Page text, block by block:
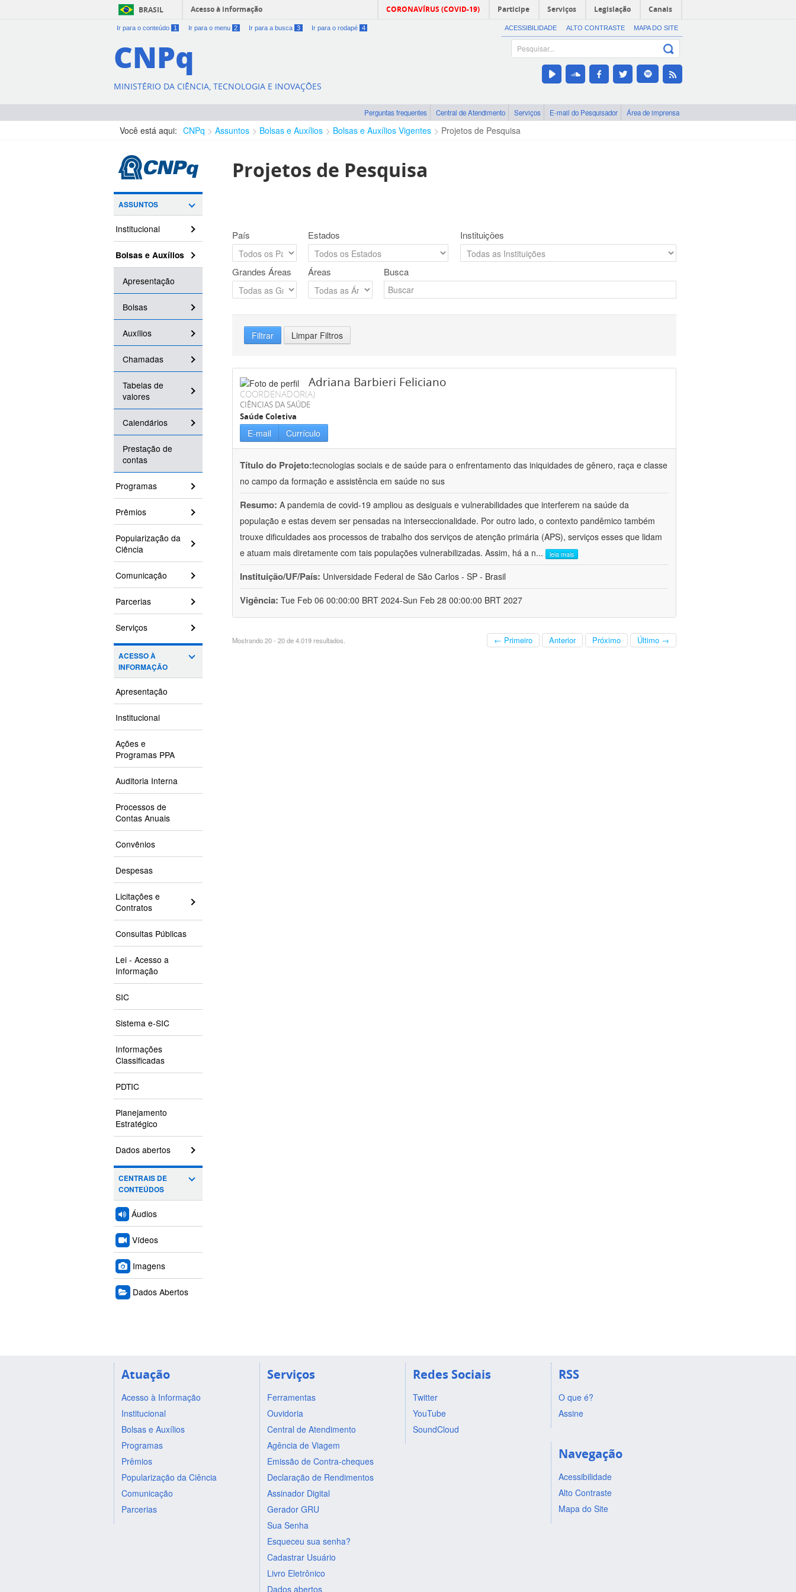
BRASIL Acesso à informação CORONAVÍRUS (COVID-19) Participe Serviços Legislação Canais
Ir para o conteúdo 1 Ir para o menu 2 Ir para a busca 3 Ir para o rodapé 4 ACESSIBILIDADE ALTO CONTRASTE MAPA DO SITE
CNPq
MINISTÉRIO DA CIÊNCIA, TECNOLOGIA E INOVAÇÕES
Perguntas frequentes Central de Atendimento Serviços E-mail do Pesquisador Área de imprensa
Você está aqui: CNPq Assuntos Bolsas e Auxílios Bolsas e Auxílios Vigentes Projetos de Pesquisa
ASSUNTOS
Institucional
Bolsas e Auxílios
Apresentação
Bolsas
Auxílios
Chamadas
Tabelas de
valores
Calendários
Prestação de
contas
Programas
Prêmios
Popularização da
Ciência
Comunicação
Parcerias
Serviços
ACESSO À
INFORMAÇÃO
Apresentação
Institucional
Ações e
Programas PPA
Auditoria Interna
Processos de
Contas Anuais
Convênios
Despesas
Licitações e
Contratos
Consultas Públicas
Lei - Acesso a
Informação
SIC
Sistema e-SIC
Informações
Classificadas
PDTIC
Planejamento
Estratégico
Dados abertos
CENTRAIS DE
CONTEÚDOS
Áudios
Vídeos
Imagens
Dados Abertos
Projetos de Pesquisa
País Estados Instituições
Grandes Áreas Áreas Busca
Filtrar Limpar Filtros
Adriana Barbieri Feliciano
COORDENADOR(A)
CIÊNCIAS DA SAÚDE
Saúde Coletiva
E-mail Currículo
Título do Projeto:tecnologias sociais e de saúde para o enfrentamento das iniquidades de gênero, raça e classe
no campo da formação e assistência em saúde no sus
Resumo: A pandemia de covid-19 ampliou as desiguais e vulnerabilidades que interferem na saúde da
população e estas devem ser pensadas na interseccionalidade. Por outro lado, o contexto pandêmico também
trouxe dificuldades aos processos de trabalho dos serviços de atenção primária (APS), serviços esses que lidam
e atuam mais diretamente com tais populações vulnerabilizadas. Assim, há a n... leia mais
Instituição/UF/País: Universidade Federal de São Carlos - SP - Brasil
Vigência: Tue Feb 06 00:00:00 BRT 2024-Sun Feb 28 00:00:00 BRT 2027
Mostrando 20 - 20 de 4.019 resultados. ← Primeiro Anterior Próximo Último →
Atuação
Acesso à Informação
Institucional
Bolsas e Auxílios
Programas
Prêmios
Popularização da Ciência
Comunicação
Parcerias
Serviços
Ferramentas
Ouvidoria
Central de Atendimento
Agência de Viagem
Emissão de Contra-cheques
Declaração de Rendimentos
Assinador Digital
Gerador GRU
Sua Senha
Esqueceu sua senha?
Cadastrar Usuário
Livro Eletrônico
Dados abertos
Redes Sociais
Twitter
YouTube
SoundCloud
RSS
O que é?
Assine
Navegação
Acessibilidade
Alto Contraste
Mapa do Site